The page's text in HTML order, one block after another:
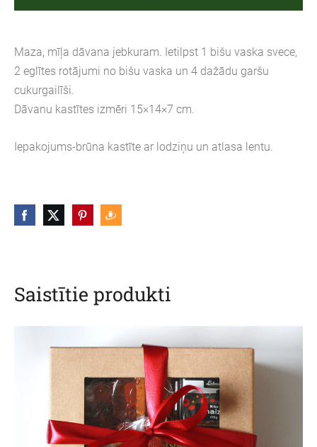
Maza, mīļa dāvana jebkuram. Ietilpst 1 bišu vaska svece,
2 eglītes rotājumi no bišu vaska un 4 dažādu garšu
cukurgailīši.
Dāvanu kastītes izmēri 15×14×7 cm.
Iepakojums-brūna kastīte ar lodziņu un atlasa lentu.
Saistītie produkti